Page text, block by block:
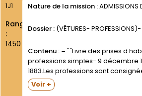
1J1
Rang
:
1450
Nature de la mission :ADMISSIONS
Dossier : (VÊTURES-
Contenu := ""Livre des prises d habit"". Vêtures et
professions simples- 9 décembre
1883.Les professions sont
du registre- tête - bêche par
vêtures.Cahier relié- coins- portant
Voir +